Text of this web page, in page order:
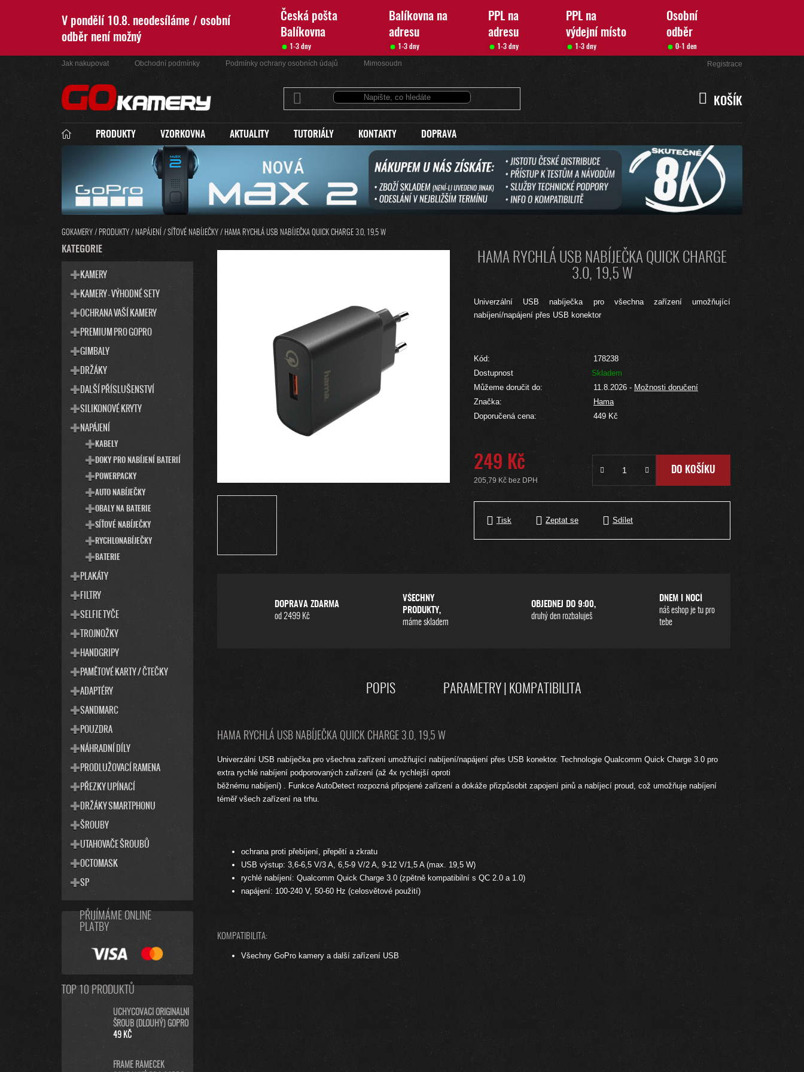
V pondělí 10.8. neodesíláme / osobní
odběr není možný
Česká pošta
Balíkovna
Balíkovna na
adresu
PPL na
adresu
PPL na
výdejní místo
Osobní
odběr
1-3 dny 1-3 dny 1-3 dny 1-3 dny 0-1 den
Jak nakupovat Obchodní podmínky Podmínky ochrany osobních údajů Mimosoudní řešení sporů Registrace
KOŠÍK
KOŠÍK
PRODUKTY VZORKOVNA AKTUALITY TUTORIÁLY KONTAKTY DOPRAVA
GOKAMERY / PRODUKTY / NAPÁJENÍ / SÍŤOVÉ NABÍJEČKY / HAMA RYCHLÁ USB NABÍJEČKA QUICK CHARGE 3.0, 19,5 W
P
O
PŘESKOČIT
KATEGORIE
K
A
KATEGORIE
KAMERY
KAMERY - VÝHODNÉ SETY
OCHRANA VAŠÍ KAMERY
PREMIUM PRO GOPRO
GIMBALY
DRŽÁKY
DALŠÍ PŘÍSLUŠENSTVÍ
SILIKONOVÉ KRYTY
NAPÁJENÍ
KABELY
DOKY PRO NABÍJENÍ BATERIÍ
POWERPACKY
AUTO NABÍJEČKY
OBALY NA BATERIE
SÍŤOVÉ NABÍJEČKY
RYCHLONABÍJEČKY
BATERIE
PLAKÁTY
FILTRY
SELFIE TYČE
TROJNOŽKY
HANDGRIPY
PAMĚTOVÉ KARTY / ČTEČKY
ADAPTÉRY
SANDMARC
POUZDRA
NÁHRADNÍ DÍLY
PRODLUŽOVACÍ RAMENA
PŘEZKY UPÍNACÍ
DRŽÁKY SMARTPHONU
ŠROUBY
UTAHOVAČE ŠROUBŮ
OCTOMASK
SP
PŘIJÍMÁME ONLINE
PLATBY
TOP 10 PRODUKTŮ
UCHYCOVACÍ ORIGINÁLNÍ
ŠROUB (DLOUHÝ) GOPRO
49 KČ
FRAME RÁMEČEK
HAMA RYCHLÁ USB NABÍJEČKA QUICK CHARGE
3.0, 19,5 W
Univerzální USB nabíječka pro všechna zařízení umožňující
nabíjení/napájení přes USB konektor
Kód:
178238
Dostupnost
Skladem
Můžeme doručit do:
11.8.2026 - Možnosti doručení
Značka:
Hama
Doporučená cena:
449 Kč
249 Kč
205,79 Kč bez DPH
Měrná cena:
DO KOŠÍKU
Tisk Zeptat se Sdílet
DOPRAVA ZDARMA
od 2499 Kč
VŠECHNY
PRODUKTY,
máme skladem
OBJEDNEJ DO 9:00,
druhý den rozbaluješ
DNEM I NOCÍ
náš eshop je tu pro
tebe
POPIS PARAMETRY | KOMPATIBILITA
HAMA RYCHLÁ USB NABÍJEČKA QUICK CHARGE 3.0, 19,5 W
Univerzální USB nabíječka pro všechna zařízení umožňující nabíjení/napájení přes USB konektor. Technologie Qualcomm Quick Charge 3.0 pro
extra rychlé nabíjení podporovaných zařízení (až 4x rychlejší oproti
běžnému nabíjení) . Funkce AutoDetect rozpozná připojené zařízení a dokáže přizpůsobit zapojení pinů a nabíjecí proud, což umožňuje nabíjení
téměř všech zařízení na trhu.
ochrana proti přebíjení, přepětí a zkratu
USB výstup: 3,6-6,5 V/3 A, 6,5-9 V/2 A, 9-12 V/1,5 A (max. 19,5 W)
rychlé nabíjení: Qualcomm Quick Charge 3.0 (zpětně kompatibilní s QC 2.0 a 1.0)
napájení: 100-240 V, 50-60 Hz (celosvětové použití)
KOMPATIBILITA:
Všechny GoPro kamery a další zařízení USB